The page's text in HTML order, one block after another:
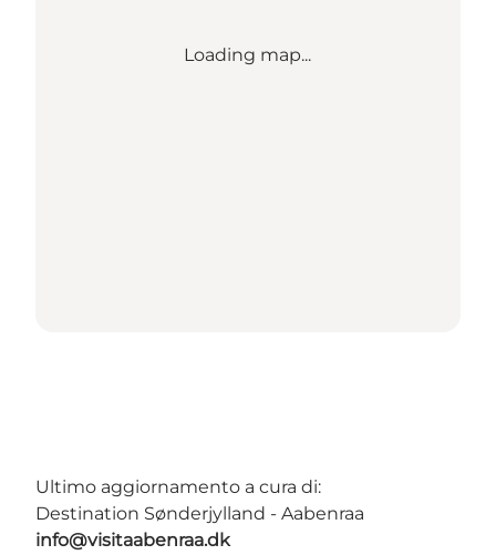
Loading map...
Ultimo aggiornamento a cura di:
Destination Sønderjylland - Aabenraa
info@visitaabenraa.dk